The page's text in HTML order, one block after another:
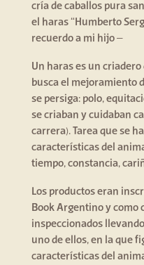
cría de caballos pura
el haras “Humberto
recuerdo a mi hijo –
Un haras es un criadero
busca el mejoramiento
se persiga: polo,
se criaban y cuidaban
carrera). Tarea que se
características del
tiempo, constancia,
Los productos eran
Book Argentino y como
inspeccionados
uno de ellos, en la que
características del